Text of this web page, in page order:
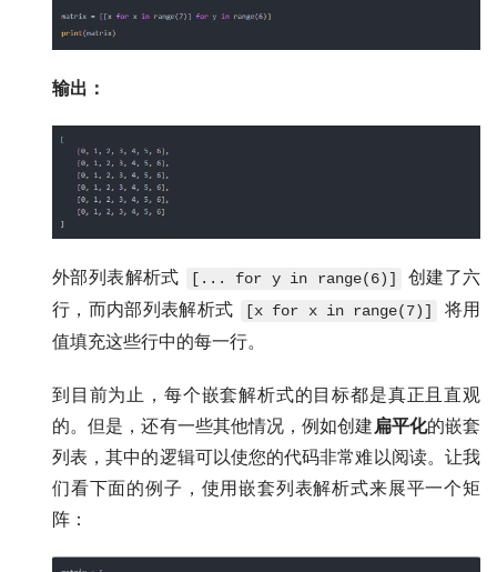
输出：
外部列表解析式 [... for y in range(6)]
创建了六
行，而内部列表解析式
[x for x in range(7)]
将用
值填充这些行中的每一行。
到目前为止，每个嵌套解析式的目标都是真正且直观
的。但是，还有一些其他情况，例如创建 扁平化的嵌套
列表，其中的逻辑可以使您的代码非常难以阅读。让我
们看下面的例子，使用嵌套列表解析式来展平一个矩
阵：